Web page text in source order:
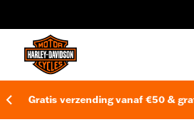
Gratis verzending vanaf €50 &